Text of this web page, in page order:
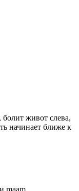
болит живот слева,
начинает ближе к
maam